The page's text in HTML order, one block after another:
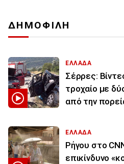
ΔΗΜΟΦΙΛΗ
ΕΛΛΑΔΑ
Σέρρες:
τροχαίο με
από την
ΕΛΛΑΔΑ
Ρήγου στο
επικίνδυνο